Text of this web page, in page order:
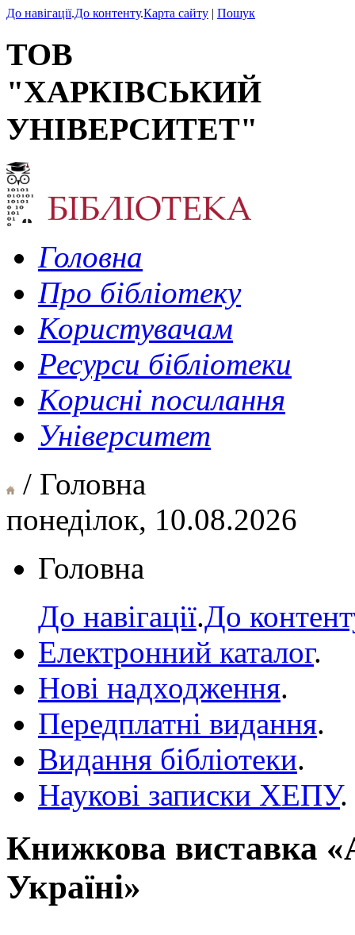
До навігації.До контенту.Карта сайту | Пошук
ТОВ
"ХАРКІВСЬКИЙ
УНІВЕРСИТЕТ"
Головна
Про бібліотеку
Користувачам
Ресурси бібліотеки
Корисні посилання
Університет
/ Головна
понеділок, 10.08.2026
Головна
До навігації.До
Електронний каталог.
Нові надходження.
Передплатні видання.
Видання бібліотеки.
Наукові записки ХЕПУ.
Книжкова виставка
Україні»